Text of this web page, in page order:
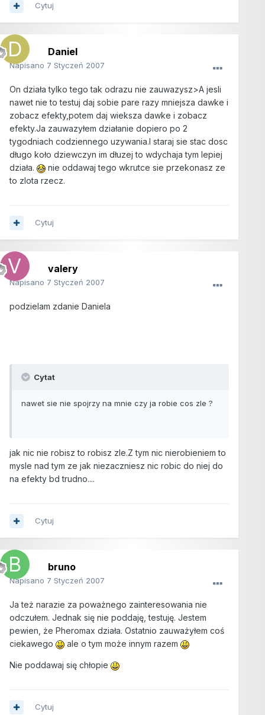
Cytuj
Daniel
Napisano 7 Styczeń 2007
On działa tylko tego tak odrazu nie zauwazysz>A jesli
nawet nie to testuj daj sobie pare razy mniejsza dawke i
zobacz efekty,potem daj wieksza dawke i zobacz
efekty.Ja zauwazyłem działanie dopiero po 2
tygodniach codziennego uzywania.I staraj sie stac dosc
długo koło dziewczyn im dłuzej to wdychaja tym lepiej
działa.
nie oddawaj tego wkrutce sie przekonasz ze
to zlota rzecz.
Cytuj
valery
Napisano 7 Styczeń 2007
podzielam zdanie Daniela
Cytat
nawet sie nie spojrzy na mnie czy ja robie cos zle ?
jak nic nie robisz to robisz zle.Z tym nic nierobieniem to
mysle nad tym ze jak niezaczniesz nic robic do niej do
na efekty bd trudno....
Cytuj
bruno
Napisano 7 Styczeń 2007
Ja też narazie za poważnego zainteresowania nie
odczułem. Jednak się nie poddaję, testuję. Jestem
pewien, że Pheromax działa. Ostatnio zauważyłem coś
ciekawego
ale o tym może innym razem
Nie poddawaj się chłopie
Cytuj